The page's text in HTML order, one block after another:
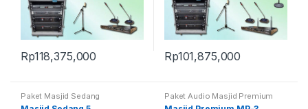
Rp118,375,000 Rp101,875,000
Paket Masjid Sedang Paket Audio Masjid Premium